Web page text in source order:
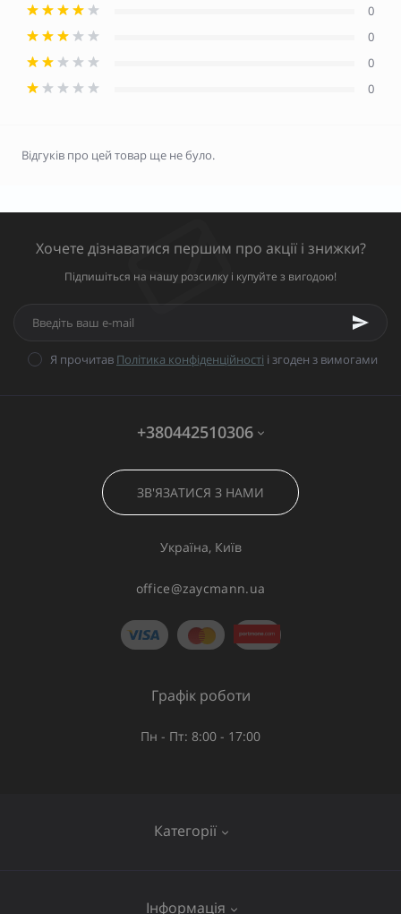
0
0
0
0
Відгуків про цей товар ще не було.
Хочете дізнаватися першим про акції і знижки?
Підпишіться на нашу розсилку і купуйте з вигодою!
Я прочитав Політика конфіденційності і згоден з вимогами
+380442510306
ЗВ'ЯЗАТИСЯ З НАМИ
Україна, Київ
office@zaycmann.ua
Категорії
Інформація
Графік роботи
Пн - Пт: 8:00 - 17:00